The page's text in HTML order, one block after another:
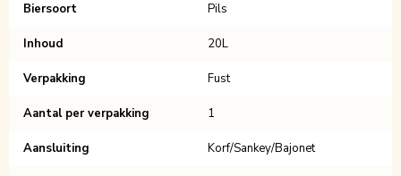
Biersoort Pils
Inhoud 20L
Verpakking Fust
Aantal per verpakking 1
Aansluiting Korf/Sankey/Bajonet